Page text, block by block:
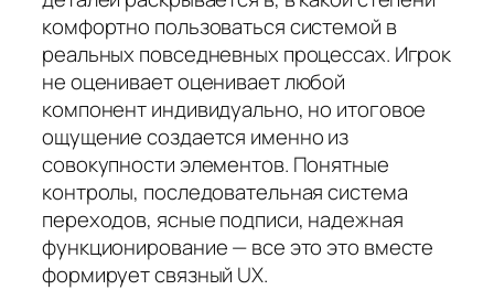
комфортно пользоваться системой в
реальных повседневных процессах. Игрок
не оценивает оценивает любой
компонент индивидуально, но итоговое
ощущение создается именно из
совокупности элементов. Понятные
контролы, последовательная система
переходов, ясные подписи, надежная
функционирование — все это это вместе
формирует связный UX.